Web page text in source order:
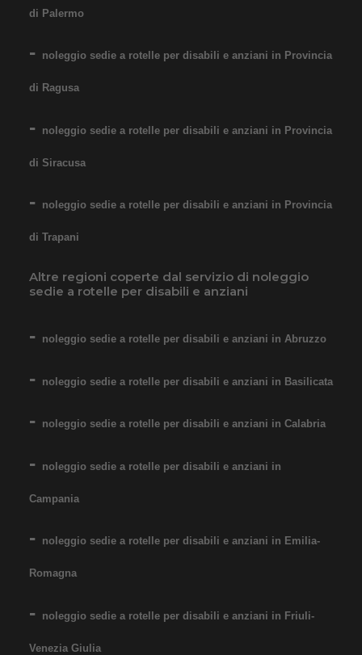
ragazzi dai 9/10 anni. Il
a 76 euro. Consegniamo a
domicilio in tutta Italia,
informazioni!
COSTO NOLEGGIO
da 76,01€
SCHEDA COMPLETA
pieghevole ad autospinta
- Seduta 55 cm - Obesi
55 cm, per persone obese,
portata fino 160 kg. Noleggio
Consegniamo a domicilio in
tutta Italia: contattaci per
di Palermo
noleggio sedie a rotelle per disabili e anziani in Provincia
di Ragusa
noleggio sedie a rotelle per disabili e anziani in Provincia
di Siracusa
noleggio sedie a rotelle per disabili e anziani in Provincia
di Trapani
Altre regioni coperte dal servizio di noleggio
sedie a rotelle per disabili e anziani
noleggio sedie a rotelle per disabili e anziani in Abruzzo
noleggio sedie a rotelle per disabili e anziani in Basilicata
noleggio sedie a rotelle per disabili e anziani in Calabria
noleggio sedie a rotelle per disabili e anziani in
Campania
noleggio sedie a rotelle per disabili e anziani in Emilia-
Romagna
noleggio sedie a rotelle per disabili e anziani in Friuli-
Venezia Giulia